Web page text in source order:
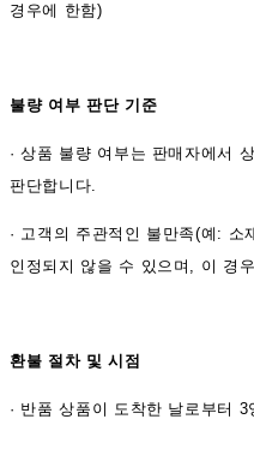
경우에 한함)
불량 여부 판단 기준
·상품 불량 여부는 판매자에서
판단합니다.
· 고객의 주관적인 불만족(예: 소
인정되지 않을 수 있으며, 이 경
환불 절차 및 시점
· 반품 상품이 도착한 날로부터